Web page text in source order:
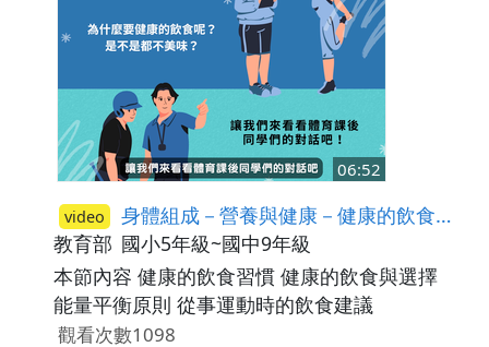
【食安事件共通點】覺察黑心食品及食安事件
對個人、家庭生活的影響及帶來的危機。
【改變食界我最行】身為消費者我們該如何保
護自己飲食健康。【故事大綱】好不容易做好
的喵喵解藥被大火給燒壞，壞消息是白鹿爺爺
也得了喵喵病。小妖們決定先回到學堂了解情
況，在途中遇到蒙面人用誇大的廣告和超便宜
的價格，向他們推銷快樂粉。但至聖藥師揭穿
快樂粉的騙局，而前往調查的奶油果竟然被抓
了起來！ 【應對重點】 00:00 片頭 01:00
在小妖們的努力下終於做完解藥。但隔天煉藥
室突然起火導致解藥被燒毀，更糟的是白鹿爺
06:52
video 身體組成－營養與健康－健康的飲食習慣
教育部 國小5年級~國中9年級
本節內容 健康的飲食習慣 健康的飲食與選擇
能量平衡原則 從事運動時的飲食建議
觀看次數1098